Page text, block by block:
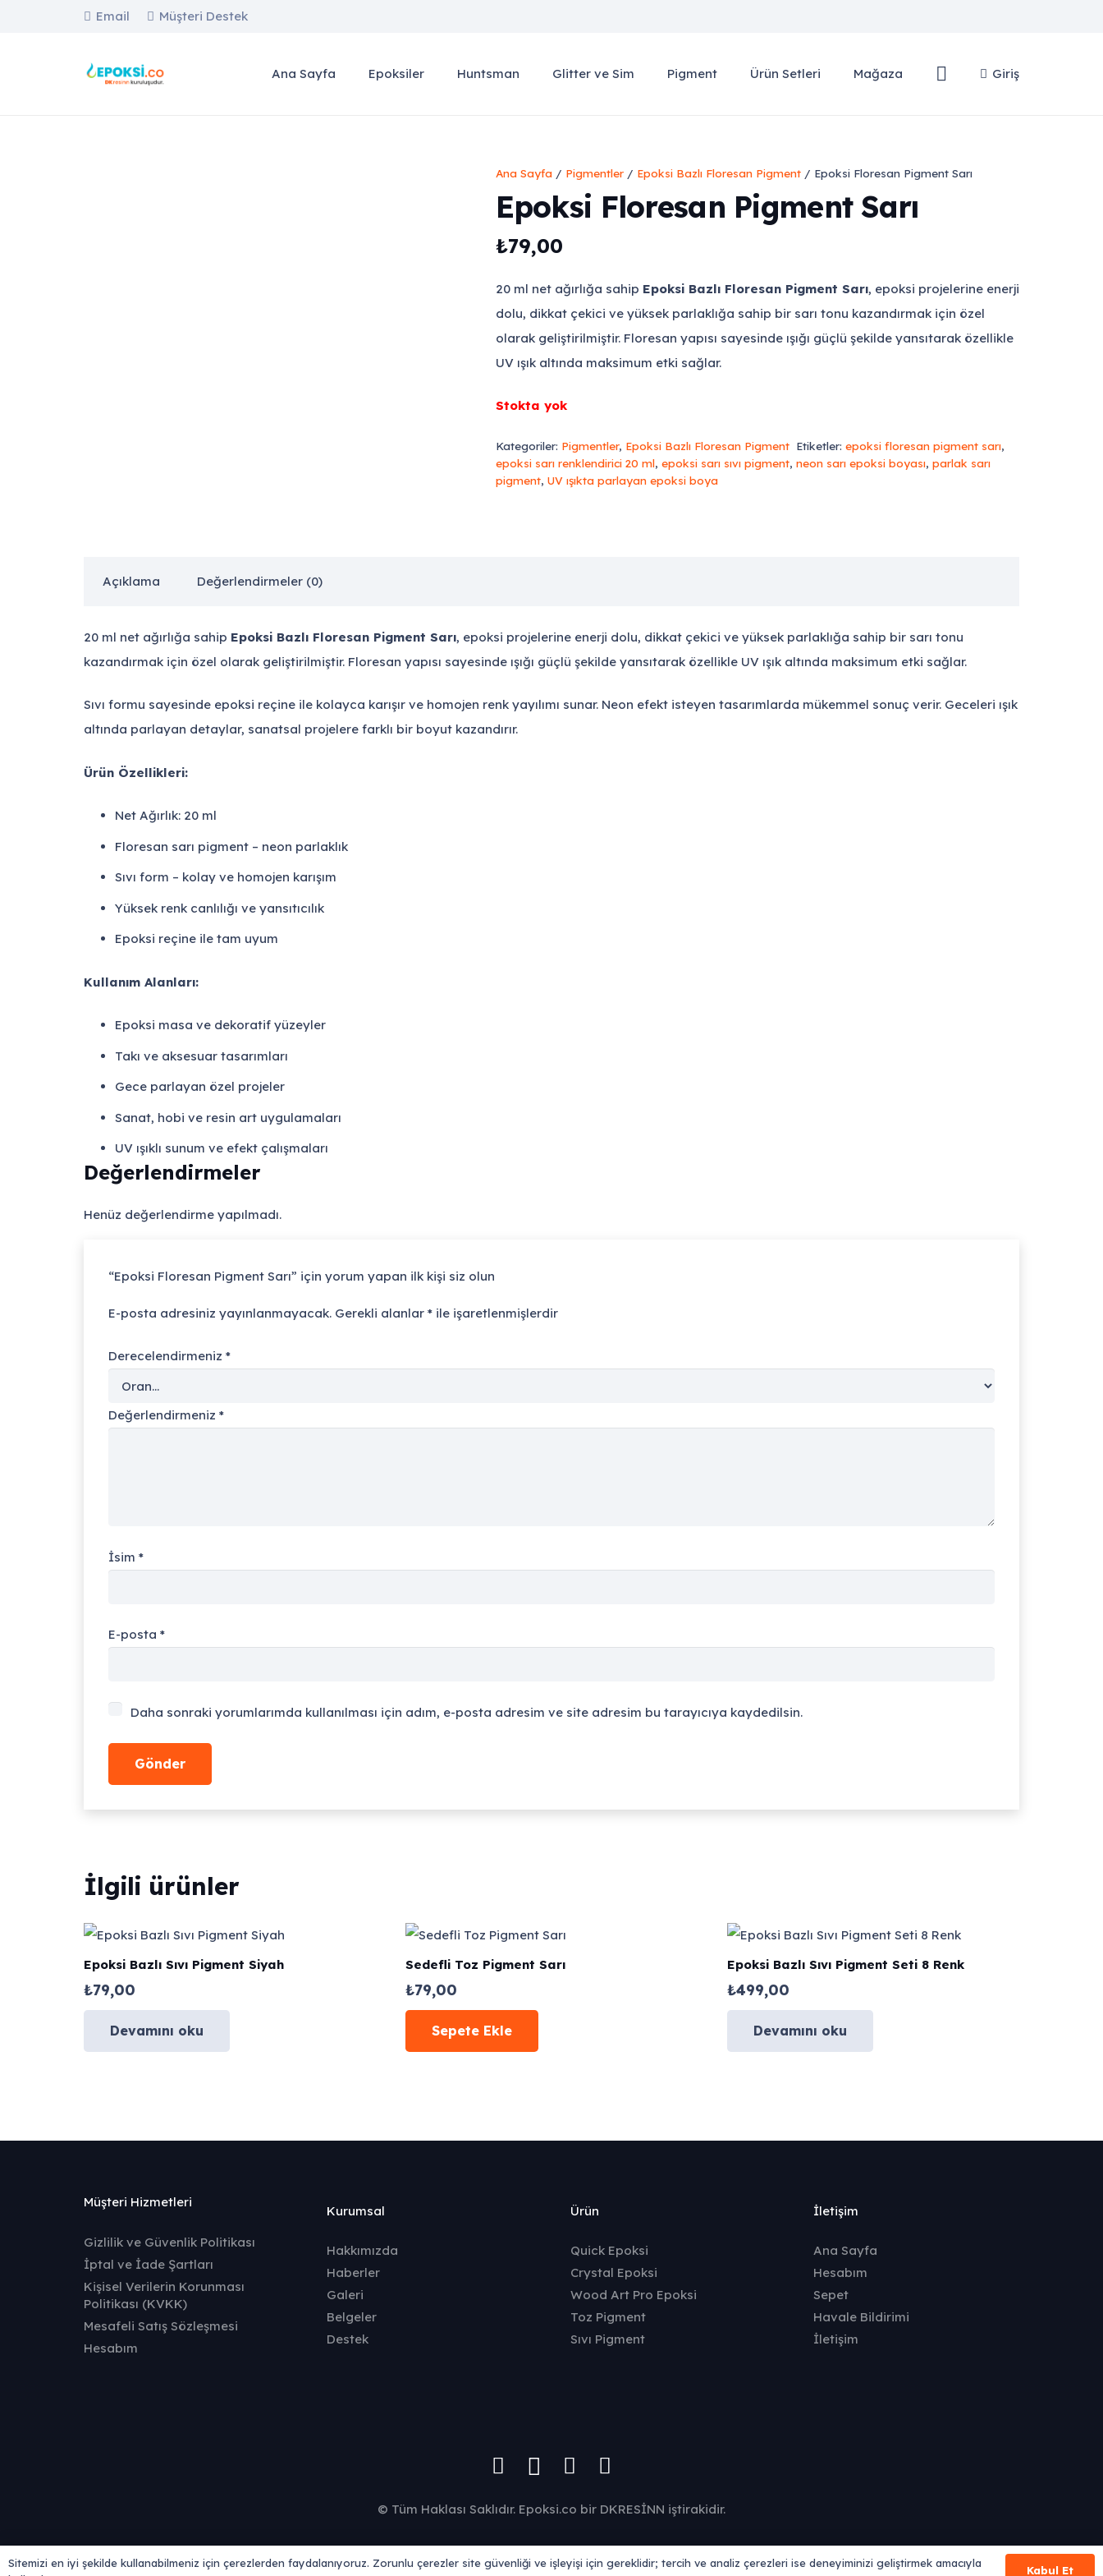
Email Müşteri Destek
Ana Sayfa Epoksiler Huntsman Glitter ve Sim Pigment Ürün Setleri Mağaza Giriş
Ana Sayfa/ Pigmentler/ Epoksi Bazlı Floresan Pigment/ Epoksi Floresan Pigment Sarı
Epoksi Floresan Pigment Sarı
₺79,00
20 ml net ağırlığa sahip Epoksi Bazlı Floresan Pigment Sarı, epoksi projelerine enerji
dolu, dikkat çekici ve yüksek parlaklığa sahip bir sarı tonu kazandırmak için özel
olarak geliştirilmiştir. Floresan yapısı sayesinde ışığı güçlü şekilde yansıtarak özellikle
UV ışık altında maksimum etki sağlar.
Stokta yok
Kategoriler: Pigmentler, Epoksi Bazlı Floresan Pigment Etiketler:epoksi floresan pigment sarı,
epoksi sarı renklendirici 20 ml, epoksi sarı sıvı pigment, neon sarı epoksi boyası, parlak sarı
pigment, UV ışıkta parlayan epoksi boya
Açıklama Değerlendirmeler (0)
20 ml net ağırlığa sahip Epoksi Bazlı Floresan Pigment Sarı, epoksi projelerine enerji dolu, dikkat çekici ve yüksek parlaklığa sahip bir sarı tonu
kazandırmak için özel olarak geliştirilmiştir. Floresan yapısı sayesinde ışığı güçlü şekilde yansıtarak özellikle UV ışık altında maksimum etki sağlar.
Sıvı formu sayesinde epoksi reçine ile kolayca karışır ve homojen renk yayılımı sunar. Neon efekt isteyen tasarımlarda mükemmel sonuç verir. Geceleri ışık
altında parlayan detaylar, sanatsal projelere farklı bir boyut kazandırır.
Ürün Özellikleri:
Net Ağırlık: 20 ml
Floresan sarı pigment – neon parlaklık
Sıvı form – kolay ve homojen karışım
Yüksek renk canlılığı ve yansıtıcılık
Epoksi reçine ile tam uyum
Kullanım Alanları:
Epoksi masa ve dekoratif yüzeyler
Takı ve aksesuar tasarımları
Gece parlayan özel projeler
Sanat, hobi ve resin art uygulamaları
UV ışıklı sunum ve efekt çalışmaları
Değerlendirmeler
Henüz değerlendirme yapılmadı.
“Epoksi Floresan Pigment Sarı” için yorum yapan ilk kişi siz olun
E-posta adresiniz yayınlanmayacak. Gerekli alanlar * ile işaretlenmişlerdir
Derecelendirmeniz *
Değerlendirmeniz *
İsim *
E-posta *
Daha sonraki yorumlarımda kullanılması için adım, e-posta adresim ve site adresim bu tarayıcıya kaydedilsin.
İlgili ürünler
Epoksi Bazlı Sıvı Pigment Siyah
₺79,00
Devamını oku
Sedefli Toz Pigment Sarı
₺79,00
Sepete Ekle
Epoksi Bazlı Sıvı Pigment Seti 8 Renk
₺499,00
Devamını oku
Müşteri Hizmetleri
Gizlilik ve Güvenlik Politikası
İptal ve İade Şartları
Kişisel Verilerin Korunması
Politikası (KVKK)
Mesafeli Satış Sözleşmesi
Hesabım
Kurumsal
Hakkımızda
Haberler
Galeri
Belgeler
Destek
Ürün
Quick Epoksi
Crystal Epoksi
Wood Art Pro Epoksi
Toz Pigment
Sıvı Pigment
İletişim
Ana Sayfa
Hesabım
Sepet
Havale Bildirimi
İletişim
© Tüm Haklası Saklıdır. Epoksi.co bir DKRESİNN iştirakidir.
Sitemizi en iyi şekilde kullanabilmeniz için çerezlerden faydalanıyoruz. Zorunlu çerezler site güvenliği ve işleyişi için gereklidir; tercih ve analiz çerezleri ise deneyiminizi geliştirmek amacıyla
Kabul Et